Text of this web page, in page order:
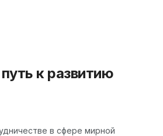
к развитию
в сфере мирной